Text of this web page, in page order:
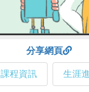
分享網頁
課程資訊 生涯